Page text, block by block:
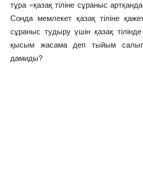
тұра «қазақ тіліне сұраныс
Сонда мемлекет қазақ тіліне
сұраныс тудыру үшін қазақ
қысым жасама деп тыйым
дамиды?